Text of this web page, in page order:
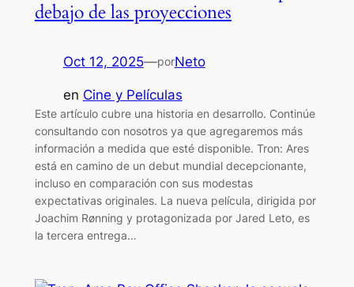
debajo de las proyecciones
Oct 12, 2025—porNeto
en Cine y Películas
Este artículo cubre una historia en desarrollo. Continúe
consultando con nosotros ya que agregaremos más
información a medida que esté disponible. Tron: Ares
está en camino de un debut mundial decepcionante,
incluso en comparación con sus modestas
expectativas originales. La nueva película, dirigida por
Joachim Rønning y protagonizada por Jared Leto, es
la tercera entrega…